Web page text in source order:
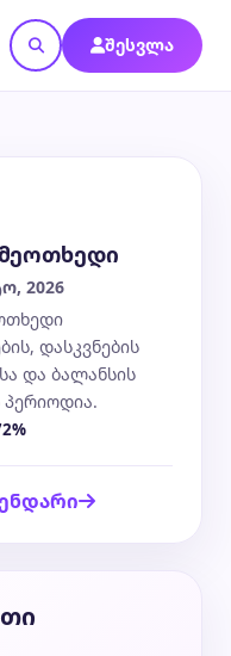
შესვლა
2026
დასკვნების
და ბალანსის
პერიოდია.